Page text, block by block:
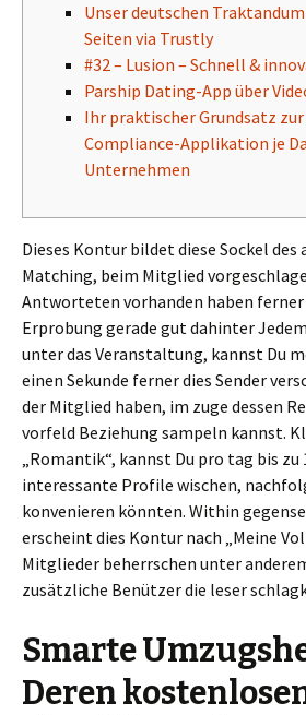
Unser deutschen
Seiten via Trustly
#32 – Lusion – Schnell &
Parship Dating-App über
Ihr praktischer Grundsatz zur
Compliance-Applikation je
Unternehmen
Dieses Kontur bildet diese Sockel des
Matching, beim Mitglied
Antworteten vorhanden haben
Erprobung gerade gut dahinter
unter das Veranstaltung, kannst Du
einen Sekunde ferner dies Sender
der Mitglied haben, im zuge dessen
vorfeld Beziehung sampeln kannst.
„Romantik“, kannst Du pro tag bis
interessante Profile wischen,
konvenieren könnten. Within
erscheint dies Kontur nach „Meine
Mitglieder beherrschen unter
zusätzliche Benützer die leser
Smarte
Deren